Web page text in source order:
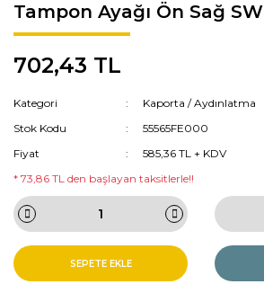
Tampon Ayağı Ön Sağ SW
702,43 TL
Kategori
Kaporta / Aydınlatma
Stok Kodu
55565FE000
Fiyat
585,36 TL + KDV
* 73,86 TL den başlayan taksitlerle!!
SEPETE EKLE